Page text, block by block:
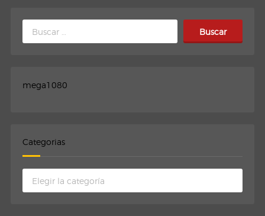
Buscar:
mega1080
Categorias
Categorias